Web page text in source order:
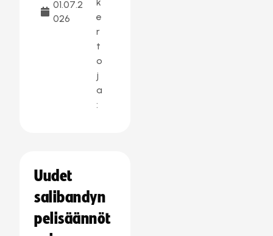
01.07.2
026
e
r
t
o
j
a
:
Uudet
salibandyn
pelisäännöt